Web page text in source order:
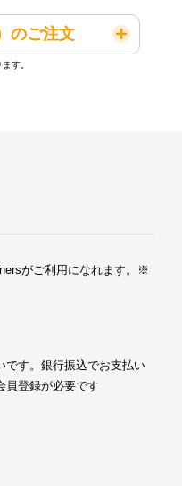
のご注文
す。
がご利用になれます。※
です。銀行振込でお支払い
登録が必要です